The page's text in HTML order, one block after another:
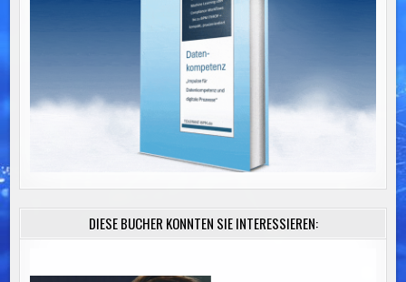
DIESE BÜCHER KÖNNTEN SIE INTERESSIEREN: